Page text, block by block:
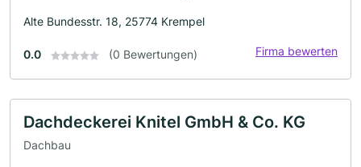
Alte Bundesstr. 18, 25774 Krempel
0.0 (0 Bewertungen) Firma bewerten
Dachdeckerei Knitel GmbH & Co. KG
Dachbau